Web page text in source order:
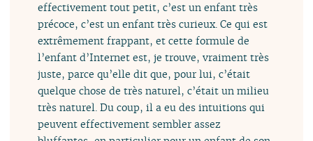
effectivement tout petit, c’est un enfant très
précoce, c’est un enfant très curieux. Ce qui est
extrêmement frappant, et cette formule de
l’enfant d’Internet est, je trouve, vraiment très
juste, parce qu’elle dit que, pour lui, c’était
quelque chose de très naturel, c’était un milieu
très naturel. Du coup, il a eu des intuitions qui
peuvent effectivement sembler assez